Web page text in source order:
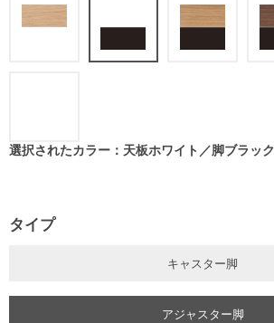
選択されたカラー：天板ホワイト／脚ブラック
タイプ
キャスター脚
アジャスター脚